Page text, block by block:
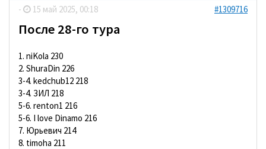
-
15 май 2025, 00:18 #1309716
После 28-го тура
1. niKola 230
2. ShuraDin 226
3-4. kedchub12 218
3-4. ЗИЛ 218
5-6. renton1 216
5-6. I love Dinamo 216
7. Юрьевич 214
8. timoha 211